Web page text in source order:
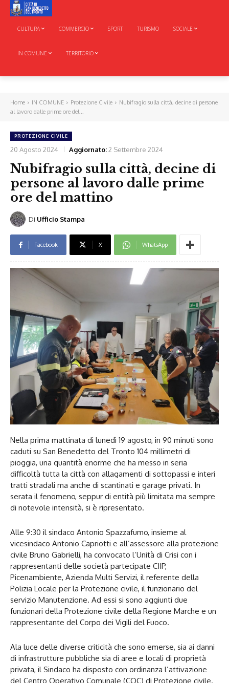
CULTURA COMMERCIO SPORT TURISMO SOCIALE
IN COMUNE TERRITORIO
Home IN COMUNE Protezione Civile
Nubifragio sulla città, decine di persone
al lavoro dalle prime ore del...
PROTEZIONE CIVILE
20 Agosto 2024 Aggiornato: 2 Settembre 2024
Nubifragio sulla città, decine di
persone al lavoro dalle prime
ore del mattino
Di Ufficio Stampa
Facebook X WhatsApp
Nella prima mattinata di lunedì 19 agosto, in 90 minuti sono
caduti su San Benedetto del Tronto 104 millimetri di
pioggia, una quantità enorme che ha messo in seria
difficoltà tutta la città con allagamenti di sottopassi e interi
tratti stradali ma anche di scantinati e garage privati. In
serata il fenomeno, seppur di entità più limitata ma sempre
di notevole intensità, si è ripresentato.
Alle 9:30 il sindaco Antonio Spazzafumo, insieme al
vicesindaco Antonio Capriotti e all’assessore alla protezione
civile Bruno Gabrielli, ha convocato l’Unità di Crisi con i
rappresentanti delle società partecipate CIIP,
Picenambiente, Azienda Multi Servizi, il referente della
Polizia Locale per la Protezione civile, il funzionario del
servizio Manutenzione. Ad essi si sono aggiunti due
funzionari della Protezione civile della Regione Marche e un
rappresentante del Corpo dei Vigili del Fuoco.
Ala luce delle diverse criticità che sono emerse, sia ai danni
di infrastrutture pubbliche sia di aree e locali di proprietà
privata, il Sindaco ha disposto con ordinanza l’attivazione
del Centro Operativo Comunale (COC) di Protezione civile.